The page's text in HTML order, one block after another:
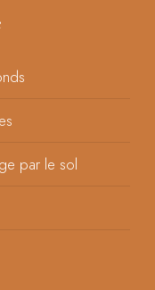
par le sol